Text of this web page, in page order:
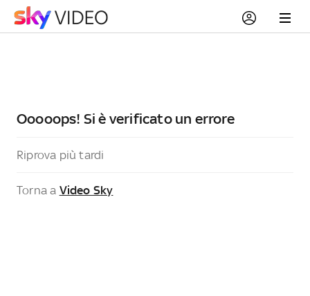
Ooooops! Si è verificato un errore
Riprova più tardi
Torna a Video Sky